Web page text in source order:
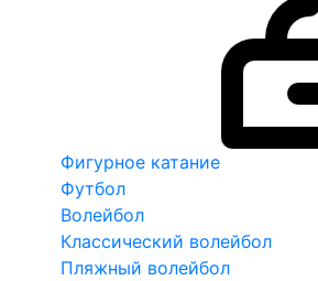
Фигурное катание
Футбол
Волейбол
Классический волейбол
Пляжный волейбол